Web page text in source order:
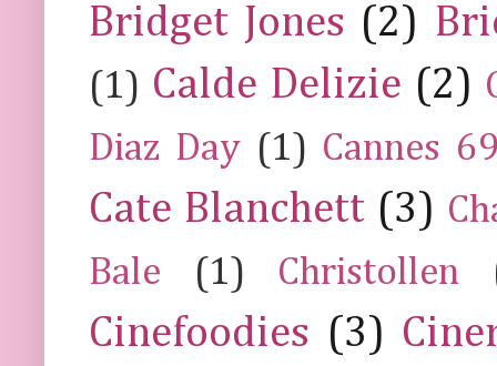
Bridget Jones (2)
(1) Calde Delizie (2)
Diaz Day (1) Cannes
Cate Blanchett (3)
Bale
(1) Christollen
Cinefoodies (3)